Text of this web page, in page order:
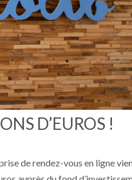
D’EUROS !
de rendez-vous en ligne